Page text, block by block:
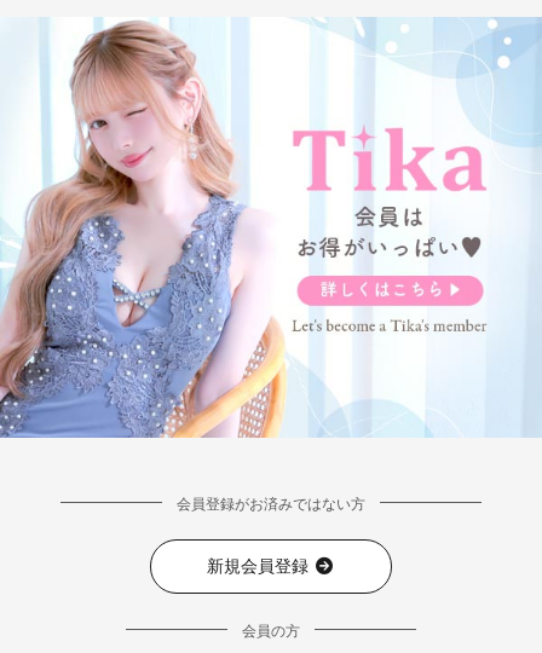
会員登録がお済みではない方
新規会員登録
会員の方